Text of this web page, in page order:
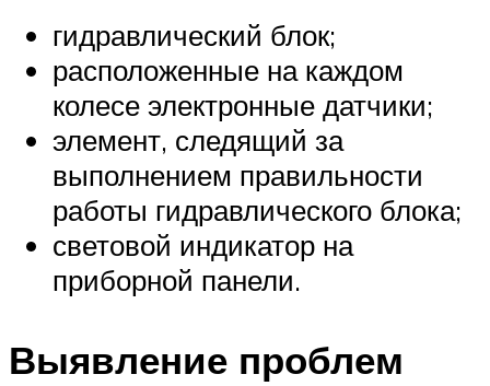
гидравлический блок;
расположенные на каждом
колесе электронные датчики;
элемент, следящий за
выполнением правильности
работы гидравлического блока;
световой индикатор на
приборной панели.
Выявление проблем